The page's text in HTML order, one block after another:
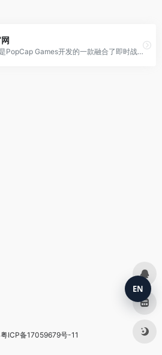
《植物大战僵尸2》是PopCap Games开发的一款融合了即时战略、塔防和卡片收集元素的策略游戏，玩家需以智慧和反应力控制植物抵御僵尸的进攻，保卫植物园。
粤ICP备17059679号-11
EN